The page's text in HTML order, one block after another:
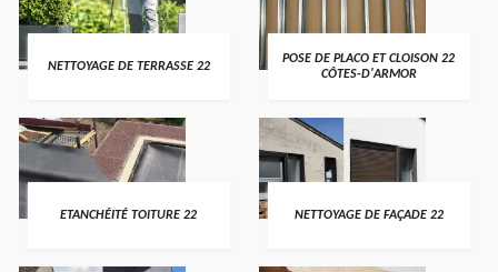
NETTOYAGE DE TERRASSE 22
POSE DE PLACO ET CLOISON 22
CÔTES-D'ARMOR
ETANCHÉITÉ TOITURE 22 NETTOYAGE DE FAÇADE 22